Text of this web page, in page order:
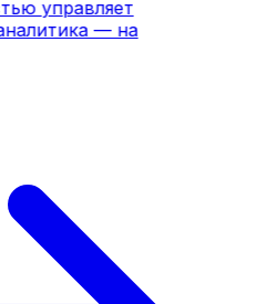
управляет
— на